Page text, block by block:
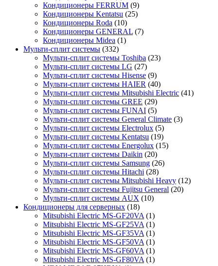
Кондиционеры FERRUM (9)
Кондиционеры Kentatsu (25)
Кондиционеры Roda (10)
Кондиционеры GENERAL (7)
Кондиционеры Midea (1)
Мульти-сплит системы (332)
Мульти-сплит системы Toshiba (23)
Мульти-сплит системы LG (27)
Мульти-сплит системы Hisense (9)
Мульти-сплит системы HAIER (40)
Мульти-сплит системы Mitsubishi Electric (41)
Мульти-сплит системы GREE (29)
Мульти-сплит системы FUNAI (5)
Мульти-сплит системы General Climate (3)
Мульти-сплит системы Electrolux (5)
Мульти-сплит системы Kentatsu (19)
Мульти-сплит системы Energolux (15)
Мульти-сплит системы Daikin (20)
Мульти-сплит системы Samsung (26)
Мульти-сплит системы Hitachi (28)
Мульти-сплит системы Mitsubishi Heavy (12)
Мульти-сплит системы Fujitsu General (20)
Мульти-сплит системы AUX (10)
Кондиционеры для серверных (18)
Mitsubishi Electric MS-GF20VA (1)
Mitsubishi Electric MS-GF25VA (1)
Mitsubishi Electric MS-GF35VA (1)
Mitsubishi Electric MS-GF50VA (1)
Mitsubishi Electric MS-GF60VA (1)
Mitsubishi Electric MS-GF80VA (1)